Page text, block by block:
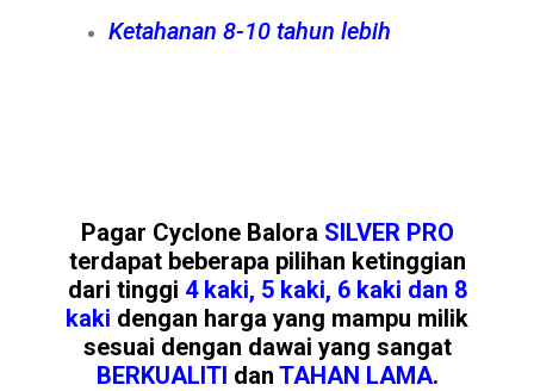
Ketahanan 8-10 tahun lebih
Pagar Cyclone Balora SILVER PRO
terdapat beberapa pilihan ketinggian
dari tinggi 4 kaki, 5 kaki, 6 kaki dan 8
kaki dengan harga yang mampu milik
sesuai dengan dawai yang sangat
BERKUALITI dan TAHAN LAMA.